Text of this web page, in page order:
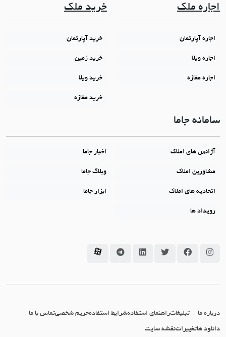
اجاره ملک
اجاره آپارتمان
اجاره ویلا
اجاره مغازه
خرید ملک
خرید آپارتمان
خرید زمین
خرید ویلا
خرید مغازه
سامانه جاما
آژانس های املاک اخبار جاما
مشاورین املاک وبلاگ جاما
اتحادیه های املاک ابزار جاما
رویداد ها
سامانه جاما در اینستاگرام
سامانه جاما در فیسبوک
سامانه جاما در توئیتر
سامانه جاما در لینکداین
سامانه جاما در تلگرام
سامانه جاما در آپارات
درباره ما تبلیغاتراهنمای استفادهشرایط استفادهحریم شخصیتماس با ما
دانلود هاتغییراتنقشه سایت